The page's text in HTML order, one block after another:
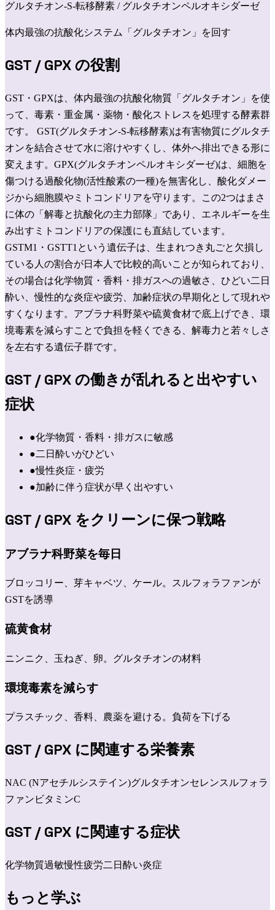
グルタチオン-S-転移酵素 / グルタチオンペルオキシダーゼ
体内最強の抗酸化システム「グルタチオン」を回す
GST / GPX の役割
GST・GPXは、体内最強の抗酸化物質「グルタチオン」を使
って、毒素・重金属・薬物・酸化ストレスを処理する酵素群
です。 GST(グルタチオン-S-転移酵素)は有害物質にグルタチ
オンを結合させて水に溶けやすくし、体外へ排出できる形に
変えます。GPX(グルタチオンペルオキシダーゼ)は、細胞を
傷つける過酸化物(活性酸素の一種)を無害化し、酸化ダメー
ジから細胞膜やミトコンドリアを守ります。この2つはまさ
に体の「解毒と抗酸化の主力部隊」であり、エネルギーを生
み出すミトコンドリアの保護にも直結しています。
GSTM1・GSTT1という遺伝子は、生まれつき丸ごと欠損し
ている人の割合が日本人で比較的高いことが知られており、
その場合は化学物質・香料・排ガスへの過敏さ、ひどい二日
酔い、慢性的な炎症や疲労、加齢症状の早期化として現れや
すくなります。アブラナ科野菜や硫黄食材で底上げでき、環
境毒素を減らすことで負担を軽くできる、解毒力と若々しさ
を左右する遺伝子群です。
GST / GPX の働きが乱れると出やすい
症状
●化学物質・香料・排ガスに敏感
●二日酔いがひどい
●慢性炎症・疲労
●加齢に伴う症状が早く出やすい
GST / GPX をクリーンに保つ戦略
アブラナ科野菜を毎日
ブロッコリー、芽キャベツ、ケール。スルフォラファンが
GSTを誘導
硫黄食材
ニンニク、玉ねぎ、卵。グルタチオンの材料
環境毒素を減らす
プラスチック、香料、農薬を避ける。負荷を下げる
GST / GPX に関連する栄養素
NAC (Nアセチルシステイン)グルタチオンセレンスルフォラ
ファン ビタミンC
GST / GPX に関連する症状
化学物質過敏慢性疲労二日酔い炎症
もっと学ぶ